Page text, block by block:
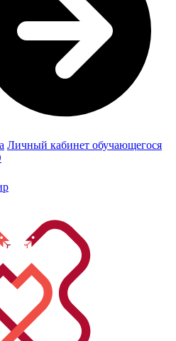
Личный кабинет обучающегося